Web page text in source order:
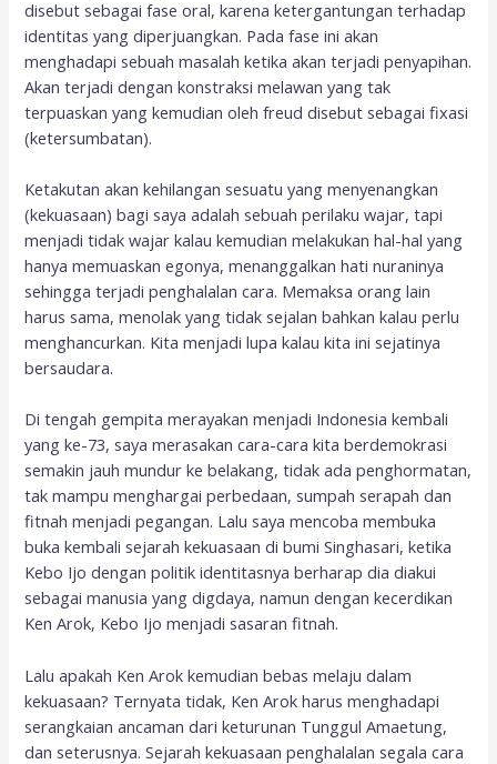
disebut sebagai fase oral, karena ketergantungan terhadap
identitas yang diperjuangkan. Pada fase ini akan
menghadapi sebuah masalah ketika akan terjadi penyapihan.
Akan terjadi dengan konstraksi melawan yang tak
terpuaskan yang kemudian oleh freud disebut sebagai fixasi
(ketersumbatan).
Ketakutan akan kehilangan sesuatu yang menyenangkan
(kekuasaan) bagi saya adalah sebuah perilaku wajar, tapi
menjadi tidak wajar kalau kemudian melakukan hal-hal yang
hanya memuaskan egonya, menanggalkan hati nuraninya
sehingga terjadi penghalalan cara. Memaksa orang lain
harus sama, menolak yang tidak sejalan bahkan kalau perlu
menghancurkan. Kita menjadi lupa kalau kita ini sejatinya
bersaudara.
Di tengah gempita merayakan menjadi Indonesia kembali
yang ke-73, saya merasakan cara-cara kita berdemokrasi
semakin jauh mundur ke belakang, tidak ada penghormatan,
tak mampu menghargai perbedaan, sumpah serapah dan
fitnah menjadi pegangan. Lalu saya mencoba membuka
buka kembali sejarah kekuasaan di bumi Singhasari, ketika
Kebo Ijo dengan politik identitasnya berharap dia diakui
sebagai manusia yang digdaya, namun dengan kecerdikan
Ken Arok, Kebo Ijo menjadi sasaran fitnah.
Lalu apakah Ken Arok kemudian bebas melaju dalam
kekuasaan? Ternyata tidak, Ken Arok harus menghadapi
serangkaian ancaman dari keturunan Tunggul Amaetung,
dan seterusnya. Sejarah kekuasaan penghalalan segala cara